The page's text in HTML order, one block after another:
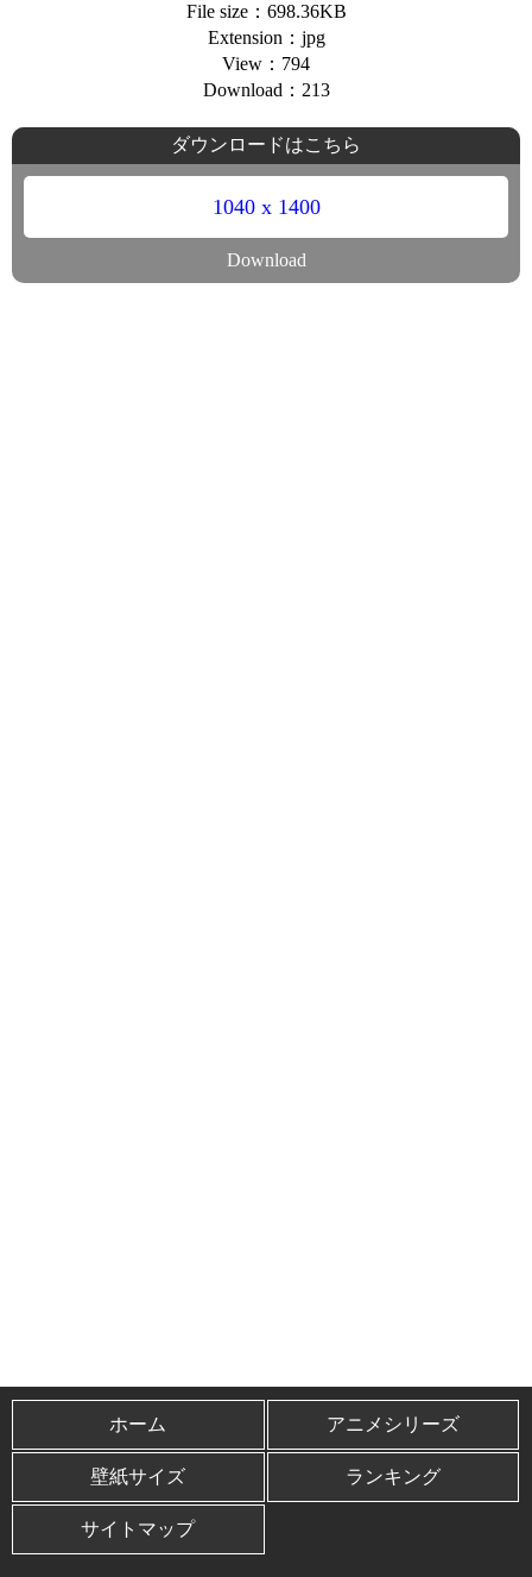
File size：698.36KB
Extension：jpg
View：794
Download：213
ダウンロードはこちら
1040 x 1400
Download
ホーム アニメシリーズ
壁紙サイズ ランキング
サイトマップ